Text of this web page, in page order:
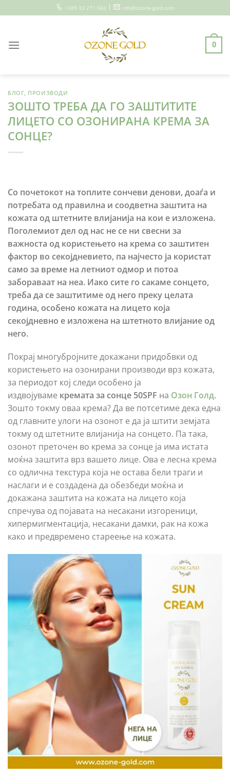
to
+389 33 271 666 | info@ozone-gold.com
0
БЛОГ, ПРОИЗВОДИ
ЗОШТО ТРЕБА ДА ГО ЗАШТИТИТЕ
ЛИЦЕТО СО ОЗОНИРАНА КРЕМА ЗА
СОНЦЕ?
Со почетокот на топлите сончеви денови, доаѓа и
потребата од правилна и соодветна заштита на
кожата од штетните влијанија на кои е изложена.
Поголемиот дел од нас не се ни свесни за
важноста од користењето на крема со заштитен
фактор во секојдневието, па најчесто ја користат
само за време на летниот одмор и потоа
забораваат на неа. Иако сите го сакаме сонцето,
треба да се заштитиме од него преку целата
година, особено кожата на лицето која
секојдневно е изложена на штетното влијание од
него.
Покрај многубројните докажани придобвки од
користењето на озонирани производи врз кожата,
за периодот кој следи особено ја
издвојуваме кремата за сонце 50SPF на Озон Голд.
Зошто токму оваа крема? Да ве потсетиме дека една
од главните улоги на озонот е да ја штити земјата
токму од штетните влијанија на сонцето. Па така,
озонот преточен во крема за сонце ја има истата
моќна заштита врз вашето лице. Ова е лесна крема
со одлична текстура која не остава бели траги и
наслаги и е создадена да обезбеди моќна и
докажана заштита на кожата на лицето која
спречува од појавата на несакани изгореници,
хипермигментација, несакани дамки, рак на кожа
како и предвремено стареење на кожата.